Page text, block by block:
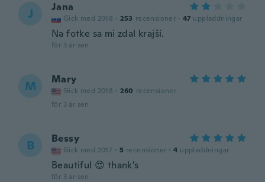
J Jana
Gick med 2018 · 253 recensioner · 47 uppladdningar
Na fotke sa mi zdal krajší.
för 3 år sen
M Mary
Gick med 2018 · 260 recensioner
för 3 år sen
B Bessy
Gick med 2017 · 5 recensioner · 4 uppladdningar
Beautiful 😍 thank's
för 3 år sen